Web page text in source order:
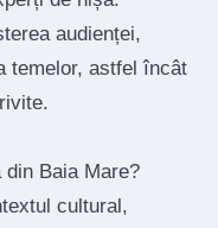
audienței,
temelor, astfel încât
Baia Mare?
cultural,